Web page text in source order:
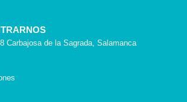
Carbajosa de la Sagrada, Salamanca